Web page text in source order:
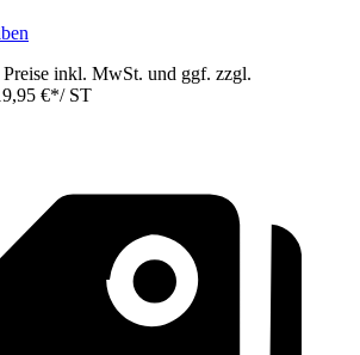
inkl. MwSt. und ggf. zzgl.
€*/ ST